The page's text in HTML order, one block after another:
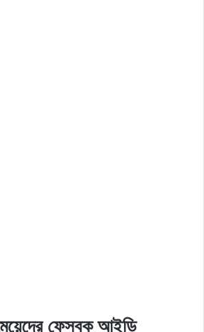
ফেসবুক আইডি